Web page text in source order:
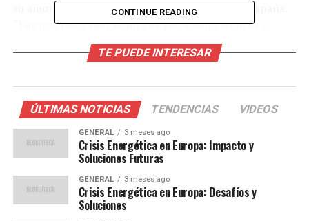
su amor por la historia con su deseo de servir a España.
“Fue una labor muy bonita de recopilar, clasificar y
distribuir archivos para organizar todo lo referente a las
Fuerzas Armadas en Huelva”, explica María, quien
Compromiso y experiencia
militar
El teniente Javier Iranzo, de 55 años, combina su trabajo
como docente de Educación Física en el Colegio
Montessori de Huelva con su papel como reservista en
CONTINUE READING
TE PUEDE INTERESAR
ÚLTIMAS NOTICIAS TENDENCIAS VIDEOS
GENERAL 3 meses ago
Crisis Energética en Europa: Impacto y
Soluciones Futuras
GENERAL 3 meses ago
Crisis Energética en Europa: Desafíos y
Soluciones